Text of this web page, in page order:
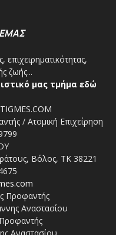
ζωής...
μας τμήμα εδώ
/ Ατομική Επιχείρηση
Βόλος, ΤΚ 38221
Προφαντής
Αναστασίου
Αναστασίου